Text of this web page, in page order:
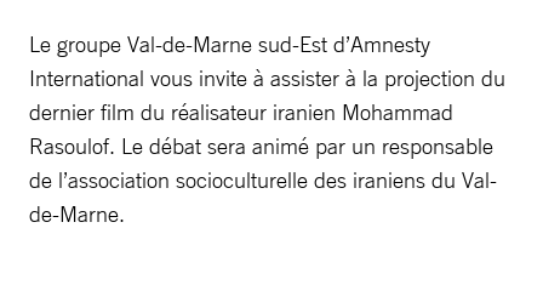
Le groupe Val-de-Marne sud-Est d’Amnesty
International vous invite à assister à la projection du
dernier film du réalisateur iranien Mohammad
Rasoulof. Le débat sera animé par un responsable
de l’association socioculturelle des iraniens du Val-
de-Marne.